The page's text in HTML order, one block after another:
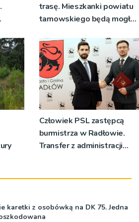
trasę. Mieszkanki powiatu
tarnowskiego będą mogły
badania
Człowiek PSL zastępcą
burmistrza w Radłowie.
Transfer z administracji
karetki z osobówką na DK 75. Jedna